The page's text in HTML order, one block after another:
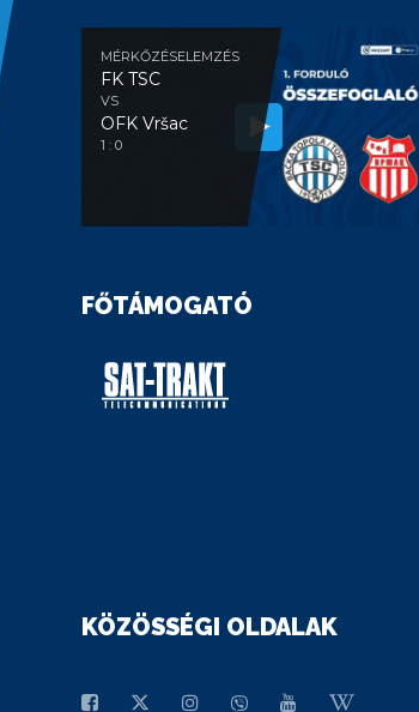
MÉRKŐZÉSELEMZÉS
FK TSC
VS
OFK Vršac
1 : 0
FŐTÁMOGATÓ
KÖZÖSSÉGI OLDALAK